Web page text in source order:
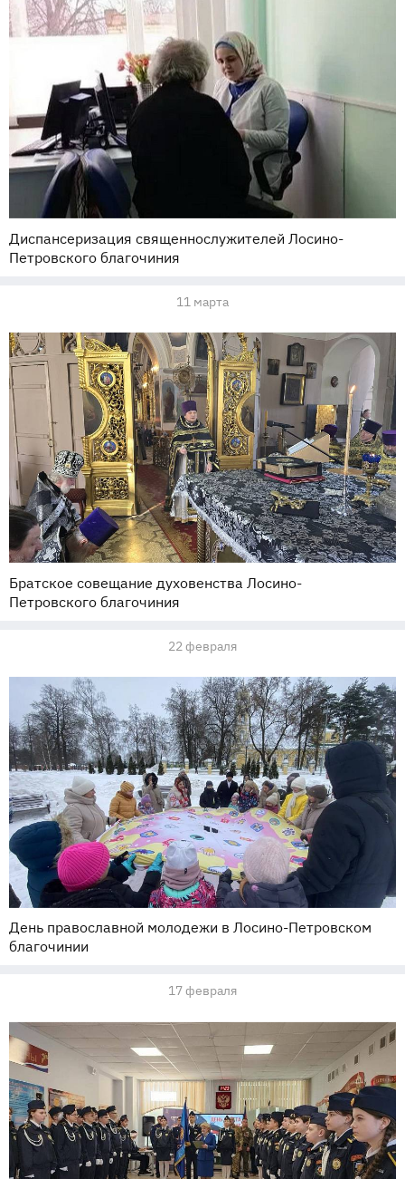
Диспансеризация священнослужителей Лосино-
Петровского благочиния
11 марта
Братское совещание духовенства Лосино-
Петровского благочиния
22 февраля
День православной молодежи в Лосино-Петровском
благочинии
17 февраля